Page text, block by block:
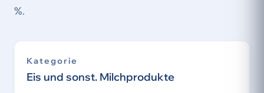
%.
Kategorie
Eis und sonst. Milchprodukte